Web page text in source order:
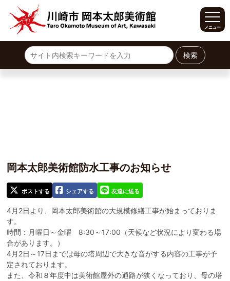
メニュー
ホーム
利用案内
開館時間・料金
施設案内
交通案内
カフェ・ショップ
美術館について
沿革
美術館年報
収蔵作品検索（外部リンク）
映像コンテンツ
美術館事業報告・評価
岡本太郎について
岡本太郎美術館防水工事のお知らせ
ポストする シェアする 友達に送る
4月2日より、岡本太郎美術館の大規模修繕工事が始まっておりま
す。
時間：月曜日～金曜 8:30～17:00（天候など状況により変わる場
合があります。）
4月2日～17日までは母の塔周辺で大きな音がする内容の工事が予
定されております。
また、令和８年度中は美術館屋外の通路が狭くなっており、母の塔